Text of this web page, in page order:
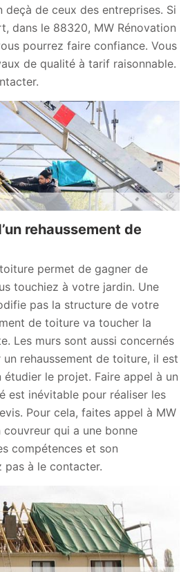
de ceux des entreprises. Si
dans le 88320, MW Rénovation
pourrez faire confiance. Vous
de qualité à tarif raisonnable.
rehaussement de
permet de gagner de
touchiez à votre jardin. Une
pas la structure de votre
de toiture va toucher la
Les murs sont aussi concernés
rehaussement de toiture, il est
étudier le projet. Faire appel à un
est inévitable pour réaliser les
Pour cela, faites appel à MW
couvreur qui a une bonne
compétences et son
pas à le contacter.